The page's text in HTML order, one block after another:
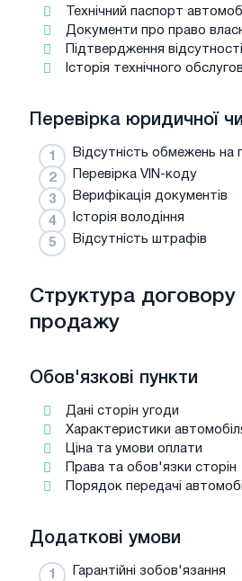
Технічний паспорт
Документи про право
Підтвердження
Історія технічного
Перевірка юридичної
Відсутність обмежень на
Перевірка VIN-коду
Верифікація документів
Історія володіння
Відсутність штрафів
Структура договору
продажу
Обов'язкові пункти
Дані сторін угоди
Характеристики
Ціна та умови оплати
Права та обов'язки сторін
Порядок передачі
Додаткові умови
Гарантійні зобов'язання